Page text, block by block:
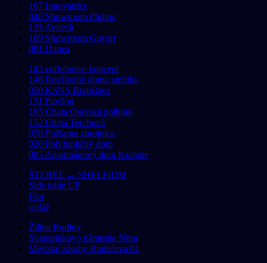
167 Innovatrics
048 Showroom Philips
135 Avitech
109 Showroom Goyart
081 Danea
143 coffehouse koncept
146 Rozšírenie domu smútku
050 KSNS Bratislava
131 Pavilón
165 Chata Oravská polhora
152 Chata Terchová
070 Požiarna zbrojnica
020 Polyfunkčný dom
003 Apartmánový dom Krahule
ŠTEBEL → SHELFIUM
Side table UP
Flor
steláž
Žilina Rudiny
Svätoplukovo námestie Nitra
Mestské zásahy Bratislava 01